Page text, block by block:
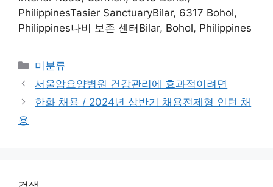
PhilippinesTasier SanctuaryBilar, 6317 Bohol,
Philippines나비 보존 센터Bilar, Bohol, Philippines
Categories
미분류
서울암요양병원 건강관리에 효과적이려면
한화 채용 / 2024년 상반기 채용전제형 인턴 채
용